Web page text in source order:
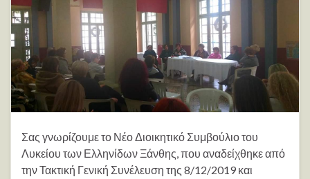
Σας γνωρίζουμε το Νέο Διοικητικό Συμβούλιο του
Λυκείου των Ελληνίδων Ξάνθης, που αναδείχθηκε από
την Τακτική Γενική Συνέλευση της 8/12/2019 και